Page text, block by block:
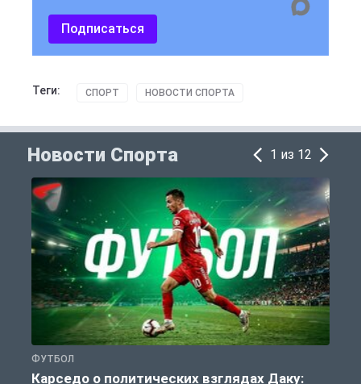
Подписаться
Теги: СПОРТ НОВОСТИ СПОРТА
Новости Спорта 1 из 12
ФУТБОЛ
Карседо о политических взглядах Даку: